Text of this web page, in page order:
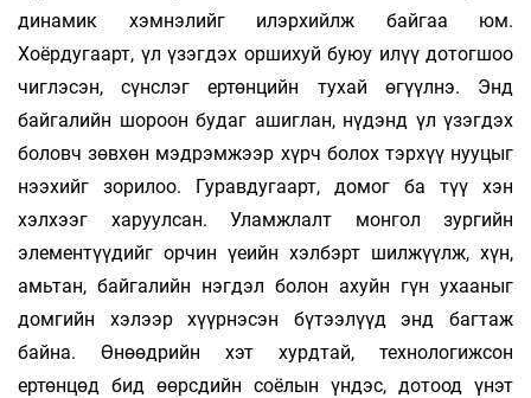
динамик хэмнэлийг илэрхийлж байгаа юм.
Хоёрдугаарт, үл үзэгдэх оршихуй буюу илүү дотогшоо
чиглэсэн, сүнслэг ер­төнцийн тухай өгүүлнэ. Энд
байгалийн шороон будаг ашиглан, нүдэнд үл үзэгдэх
боловч зөвхөн мэдрэмжээр хүрч болох тэрхүү нууцыг
нээхийг зорилоо. Гуравдугаарт, домог ба түү­ хэн
хэлхээг харуулсан. Уламжлалт монгол зургийн
элементүүдийг орчин үеийн хэлбэрт шилжүүлж, хүн,
амьтан, байгалийн нэгдэл бо­лон ахуйн гүн ухааныг
домгийн хэлээр хүүрнэсэн бү­тээлүүд энд багтаж
байна. Өнөөдрийн хэт хурдтай, технологижсон
ертөнцөд бид өөрсдийн соёлын үндэс, дотоод үнэт